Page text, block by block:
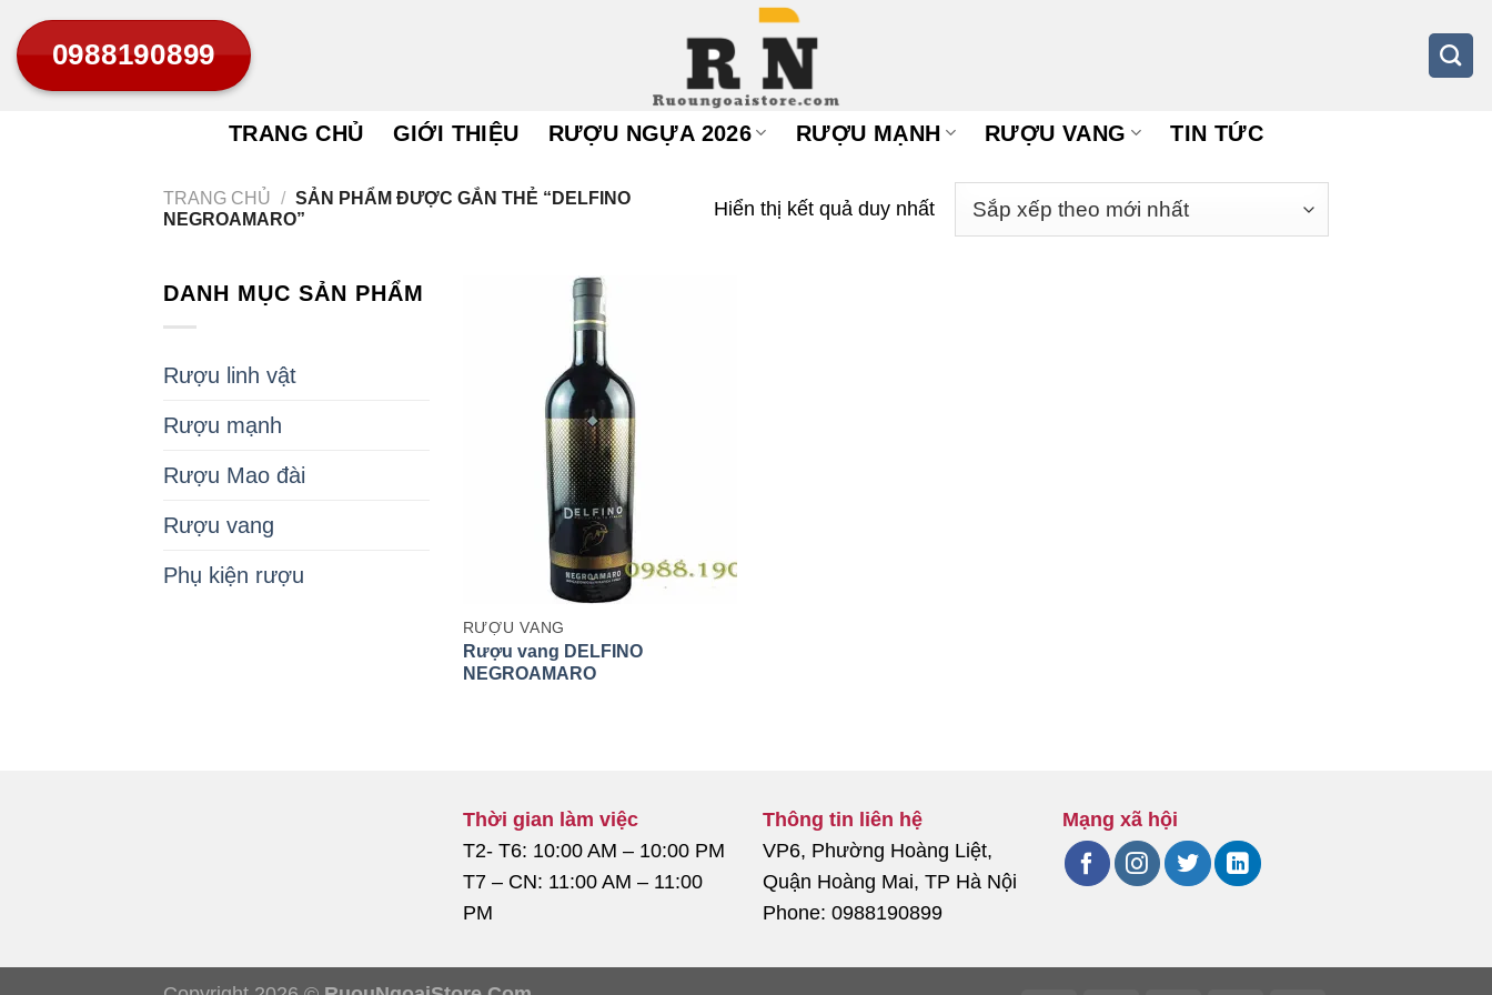
qua
nội
0988190899
TRANG CHỦ GIỚI THIỆU RƯỢU NGỰA 2026 RƯỢU MẠNH RƯỢU VANG TIN TỨC
TRANG CHỦ / SẢN PHẨM ĐƯỢC GẮN THẺ “DELFINO
NEGROAMARO”
Hiển thị kết quả duy nhất
DANH MỤC SẢN PHẨM
Rượu linh vật
Rượu mạnh
Rượu Mao đài
Rượu vang
Phụ kiện rượu
RƯỢU VANG
Rượu vang DELFINO
NEGROAMARO
Thời gian làm việc
T2- T6: 10:00 AM – 10:00 PM
T7 – CN: 11:00 AM – 11:00
PM
Thông tin liên hệ
VP6, Phường Hoàng Liệt,
Quận Hoàng Mai, TP Hà Nội
Phone: 0988190899
Mạng xã hội